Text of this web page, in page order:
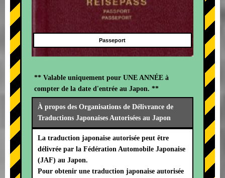
Passeport
** Valable uniquement pour UNE ANNÉE à
compter de la date d'entrée au Japon. **
À propos des Organisations de Délivrance de
Traductions Japonaises Autorisées au Japon
La traduction japonaise autorisée peut être
délivrée par la Fédération Automobile Japonaise
(JAF) au Japon.
Pour obtenir une traduction japonaise autorisée